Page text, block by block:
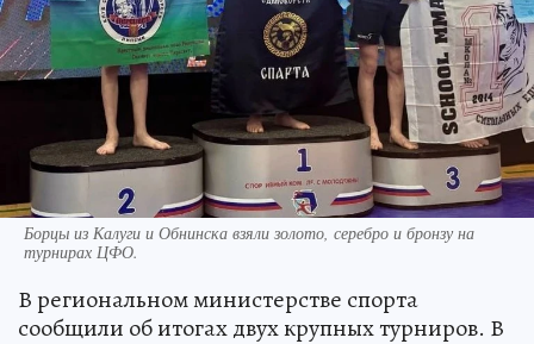
Борцы из Калуги и Обнинска взяли золото, серебро и бронзу на
турнирах ЦФО.
В региональном министерстве спорта
сообщили об итогах двух крупных турниров. В